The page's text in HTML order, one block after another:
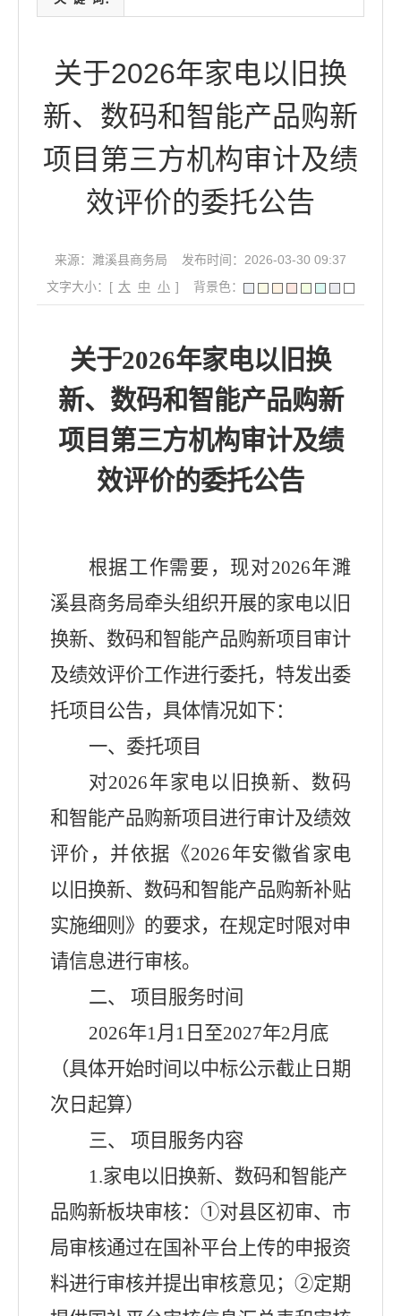
关于2026年家电以旧换
新、数码和智能产品购新
项目第三方机构审计及绩
效评价的委托公告
来源：濉溪县商务局
发布时间：2026-03-30 09:37
文字大小：[ 大 中 小 ] 背景色：
关于2026年家电以旧换
新、数码和智能产品购新
项目第三方机构审计及绩
效评价的委托公告
根据工作需要，现对2026年濉
溪县商务局牵头组织开展的家电以旧
换新、数码和智能产品购新项目审计
及绩效评价工作进行委托，特发出委
托项目公告，具体情况如下：
一、委托项目
对2026年家电以旧换新、数码
和智能产品购新项目进行审计及绩效
评价，并依据《2026年安徽省家电
以旧换新、数码和智能产品购新补贴
实施细则》的要求，在规定时限对申
请信息进行审核。
二、
项目服务时间
2026年1月 1 日至2027年2月底
（具体开始时间以中标公示截止日期
次日起算）
三、
项目服务内容
1.家电以旧换新、数码和智能产
品购新板块审核： ①对县区初审、市
局审核通过在国补平台上传的申报资
料进行审核并提出审核意见；②定期